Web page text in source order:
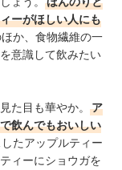
ーがほしい人にも
か、食物繊維の一
意識して飲みたい
た目も華やか。
ア
飲んでもおいしい
たアップルティー
ィーにショウガを